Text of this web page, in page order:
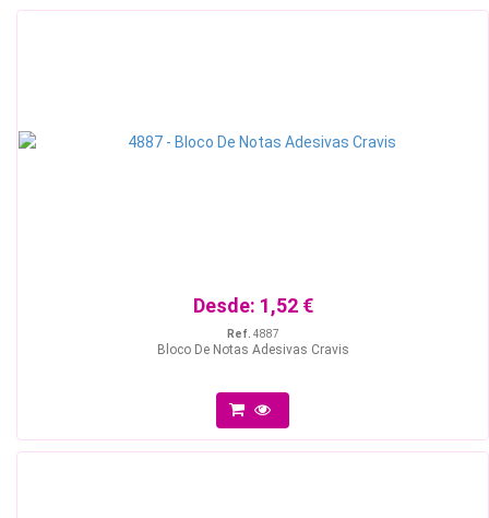
Desde: 1,52 €
Ref. 4887
Bloco De Notas Adesivas Cravis